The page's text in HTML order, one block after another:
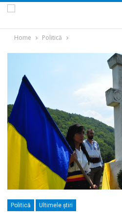
Home Politică
Politică Ultimele ştiri